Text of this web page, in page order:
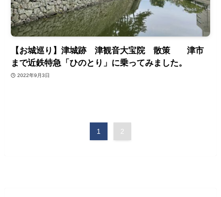
【お城巡り】津城跡 津観音大宝院 散策 津市
まで近鉄特急「ひのとり」に乗ってみました。
2022年9月3日
1 2